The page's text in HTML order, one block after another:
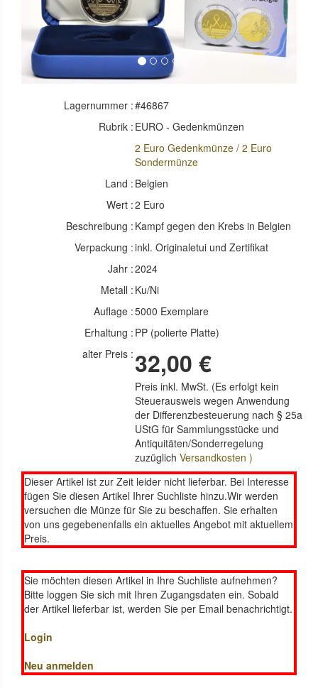
Lagernummer :#46867
Rubrik : EURO - Gedenkmünzen
2 Euro Gedenkmünze / 2 Euro
Sondermünze
Land : Belgien
Wert :2 Euro
Beschreibung : Kampf gegen den Krebs in Belgien
Verpackung :inkl. Originaletui und Zertifikat
Jahr :2024
Metall : Ku/Ni
Auflage :5000 Exemplare
Erhaltung : PP (polierte Platte)
alter Preis : 32,00 €
Preis inkl. MwSt. (Es erfolgt kein
Steuerausweis wegen Anwendung
der Differenzbesteuerung nach § 25a
UStG für Sammlungsstücke und
Antiquitäten/Sonderregelung
zuzüglichVersandkosten )
Dieser Artikel ist zur Zeit leider nicht lieferbar. Bei Interesse
fügen Sie diesen Artikel Ihrer Suchliste hinzu.Wir werden
versuchen die Münze für Sie zu beschaffen. Sie erhalten
von uns gegebenenfalls ein aktuelles Angebot mit aktuellem
Preis.
Sie möchten diesen Artikel in Ihre Suchliste aufnehmen?
Bitte loggen Sie sich mit Ihren Zugangsdaten ein. Sobald
der Artikel lieferbar ist, werden Sie per Email benachrichtigt.
Login
Neu anmelden